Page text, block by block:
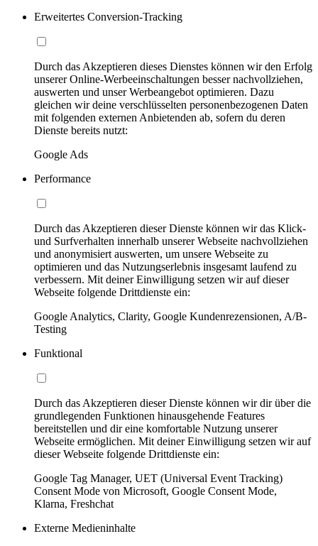
Erweitertes Conversion-Tracking
Durch das Akzeptieren dieses Dienstes können wir den Erfolg
unserer Online-Werbeeinschaltungen besser nachvollziehen,
auswerten und unser Werbeangebot optimieren. Dazu
gleichen wir deine verschlüsselten personenbezogenen Daten
mit folgenden externen Anbietenden ab, sofern du deren
Dienste bereits nutzt:
Google Ads
Performance
Durch das Akzeptieren dieser Dienste können wir das Klick-
und Surfverhalten innerhalb unserer Webseite nachvollziehen
und anonymisiert auswerten, um unsere Webseite zu
optimieren und das Nutzungserlebnis insgesamt laufend zu
verbessern. Mit deiner Einwilligung setzen wir auf dieser
Webseite folgende Drittdienste ein:
Google Analytics, Clarity, Google Kundenrezensionen, A/B-
Testing
Funktional
Durch das Akzeptieren dieser Dienste können wir dir über die
grundlegenden Funktionen hinausgehende Features
bereitstellen und dir eine komfortable Nutzung unserer
Webseite ermöglichen. Mit deiner Einwilligung setzen wir auf
dieser Webseite folgende Drittdienste ein:
Google Tag Manager, UET (Universal Event Tracking)
Consent Mode von Microsoft, Google Consent Mode,
Klarna, Freshchat
Externe Medieninhalte